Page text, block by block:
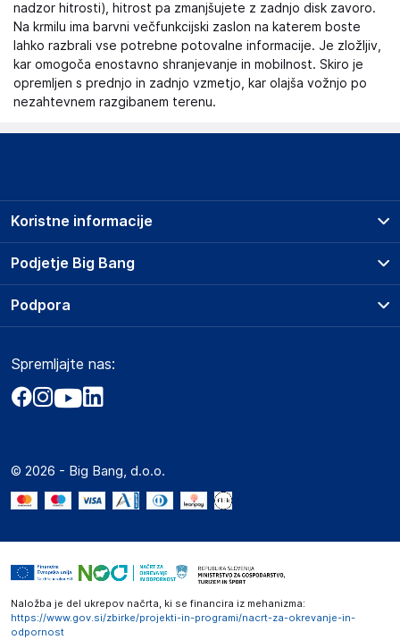
nadzor hitrosti), hitrost pa zmanjšujete z zadnjo disk zavoro.
Na krmilu ima barvni večfunkcijski zaslon na katerem boste
lahko razbrali vse potrebne potovalne informacije. Je zložljiv,
kar omogoča enostavno shranjevanje in mobilnost. Skiro je
opremljen s prednjo in zadnjo vzmetjo, kar olajša vožnjo po
nezahtevnem razgibanem terenu.
Podjetje Big Bang
O podjetju
Obvestila za javnost
Akt o digitalnih storitvah
Marketplace za partnerje
Novosti
Koristne informacije
Prodajna mesta
Storitve
Dostava, vnos in odvoz
Zavarovanje izdelkov
Podpora
Marketplace
Kako oddati naročilo?
Spremljajte nas:
© 2026 - Big Bang, d.o.o.
Naložba je del ukrepov načrta, ki se financira iz mehanizma:
https://www.gov.si/zbirke/projekti-in-programi/nacrt-za-okrevanje-in-
odpornost